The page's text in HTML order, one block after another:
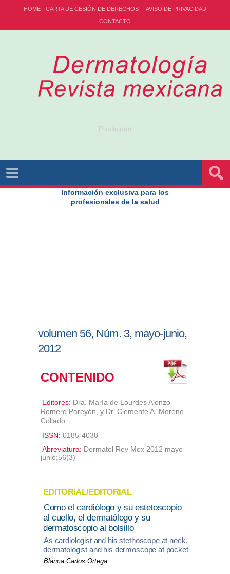
HOME CARTA DE CESIÓN DE DERECHOS
AVISO DE PRIVACIDAD
CONTACTO
Publicidad
Información exclusiva para los
profesionales de la salud
volumen 56, Núm. 3, mayo-junio,
2012
CONTENIDO
Editores: Dra. María de Lourdes Alonzo-
Romero Pareyón, y Dr. Clemente A. Moreno
Collado
ISSN: 0185-4038
Abreviatura: Dermatol Rev Mex 2012 mayo-
junio;56(3)
EDITORIAL/EDITORIAL
Como el cardiólogo y su estetoscopio
al cuello, el dermatólogo y su
dermatoscopio al bolsillo
As cardiologist and his stethoscope at neck,
dermatologist and his dermoscope at pocket
Blanca Carlos Ortega